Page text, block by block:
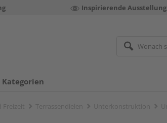
Inspirierende Ausstellung
Kategorien